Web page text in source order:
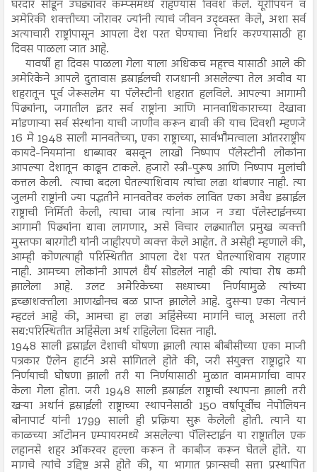
घरदार सोडून उघड्यावर कॅम्प्समध्ये राहण्यास विवश केले. यूरोपियन व
अमेरिकी शक्तीच्या जोरावर ज्यांनी त्याचं जीवन उद्ध्वस्त केले, अशा सर्व
अत्याचारी राष्ट्रांपासून आपला देश परत घेण्याचा निर्धार करण्यासाठी हा
दिवस पाळला जात आहे.
यावर्षी हा दिवस पाळला गेला याला अधिकच महत्त्व यासाठी आले की
अमेरिकेने आपले दुतावास इस्राईलची राजधानी असलेल्या तेल अवीव या
शहरातून पूर्व जेरूसलेम या पॅलेस्टीनी शहरात हलविले. आपल्या आगामी
पिढ्यांना, जगातील इतर सर्व राष्ट्रांना आणि मानवाधिकाराच्या देखावा
मांडणाऱ्या सर्व संस्थांना याची जाणीव करून द्यावी की याच दिवशी म्हणजे
16 मे 1948 साली मानवतेच्या, एका राष्ट्राच्या, सार्वभौमत्वाला आंतरराष्ट्रीय
कायदे-नियमांना धाब्यावर बसवून लाखो निष्पाप पॅलेस्टीनी लोकांना
आपल्या देशातून काढून टाकले. हजारो स्त्री-पुरूष आणि निष्पाप मुलांची
कत्तल केली. त्याचा बदला घेतल्याशिवाय त्यांचा लढा थांबणार नाही. त्या
जुलमी राष्ट्रांनी ज्या पद्धतीने मानवतेवर कलंक लावित एका अवैध इस्राईल
राष्ट्राची निर्मिती केली, त्याचा जाब त्यांना आज न उद्या पॅलेस्टाईनच्या
आगामी पिढ्यांना द्यावा लागणार, असे विचार लढ्यातील प्रमुख व्यक्ती
मुस्तफा बारगोटी यांनी जाहीरपणे व्यक्त केले आहेत. ते असेही म्हणाले की,
आम्ही कोणत्याही परिस्थितीत आपला देश परत घेतल्याशिवाय राहणार
नाही. आमच्या लोकांनी आपलं धैर्य सोडलेलं नाही की त्यांचा रोष कमी
झालेला आहे. उलट अमेरिकेच्या सध्याच्या निर्णयामुळे त्यांच्या
इच्छाशक्तीला आणखीनच बळ प्राप्त झालेले आहे. दुसऱ्या एका नेत्यानं
म्हटलं आहे की, आमचा हा लढा अहिंसेच्या मार्गाने चालू असला तरी
सद्य:परिस्थितीत अहिंसेला अर्थ राहिलेला दिसत नाही.
1948 साली इस्राईल देशाची घोषणा झाली त्यास बीबीसीच्या एका माजी
पत्रकार ऍलेन हार्टने असे सांगितले होते की, जरी संयुक्त राष्ट्राद्वारे या
निर्णयाची घोषणा झाली तरी या निर्णयासाठी मुळात वाममार्गाचा वापर
केला गेला होता. जरी 1948 साली इस्राईल राष्ट्राची स्थापना झाली तरी
खऱ्या अर्थानं इस्राईली राष्ट्राच्या स्थापनेसाठी 150 वर्षापूर्वीच नेपोलियन
बोनापार्ट यांनी 1799 साली ही प्रक्रिया सुरू केलेली होती. त्याने या
काळच्या ऑटोमन एम्पायरमध्ये असलेल्या पॅलिस्टाईन या राष्ट्रातील एक
लहानसे शहर ऑकरवर हल्ला करून ते काबीज करून घेतले होते. या
मागचे त्यांचे उद्दिष्ट असे होते की, या भागात फ्रान्सची सत्ता प्रस्थापित